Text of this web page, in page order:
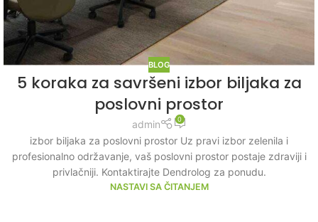
BLOG
5 koraka za savršeni izbor biljaka za
poslovni prostor
admin 0
izbor biljaka za poslovni prostor Uz pravi izbor zelenila i
profesionalno održavanje, vaš poslovni prostor postaje zdraviji i
privlačniji. Kontaktirajte Dendrolog za ponudu.
NASTAVI SA ČITANJEM